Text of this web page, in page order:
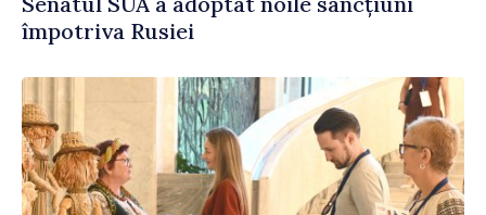
împotriva Rusiei